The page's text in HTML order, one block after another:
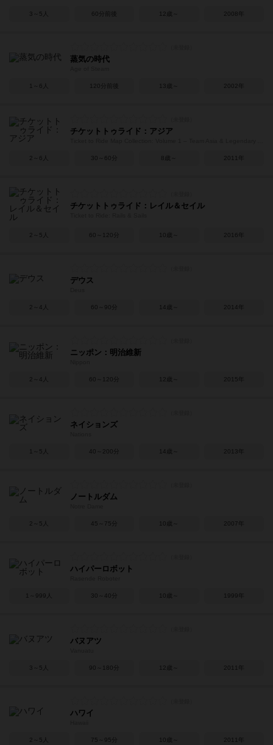
3～5人 60分前後 12歳～ 2008年
蒸気の時代
1～6人 120分前後 13歳～ 2002年
チケットトゥライド：アジア
2～6人 30～60分 8歳～ 2011年
チケットトゥライド：レイル＆セイル
2～5人 60～120分 10歳～ 2016年
デウス
2～4人 60～90分 14歳～ 2014年
ニッポン：明治維新
2～4人 60～120分 12歳～ 2015年
ネイションズ
1～5人 40～200分 14歳～ 2013年
ノートルダム
2～5人 45～75分 10歳～ 2007年
ハイパーロボット
1～999人 30～40分 10歳～ 1999年
バヌアツ
3～5人 90～180分 12歳～ 2011年
ハワイ
2～5人 75～95分 10歳～ 2011年